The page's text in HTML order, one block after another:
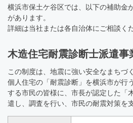
横浜市保土ケ谷区では、以下の補助金
があります。
詳細は当社または各自治体にご相談くだ
木造住宅耐震診断士派遣事
この制度は、地震に強い安全なまちづ
個人住宅の「耐震診断」を横浜市が行
する市民の皆様に、市長が認定した「
遣し、調査を行い、市民の耐震対策を